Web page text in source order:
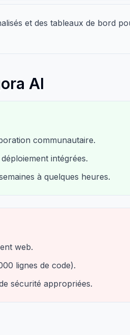
et des tableaux de bord
AI
communautaire.
intégrées.
à quelques heures.
web.
lignes de code).
sécurité appropriées.